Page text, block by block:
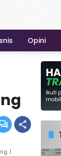
Opini
|